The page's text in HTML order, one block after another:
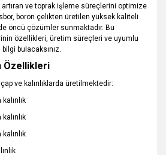
ve toprak işleme süreçlerini optimize
boron çelikten üretilen yüksek kaliteli
öncü çözümler sunmaktadır. Bu
özellikleri, üretim süreçleri ve uyumlu
bulacaksınız.
Özellikleri
ve kalınlıklarda üretilmektedir: